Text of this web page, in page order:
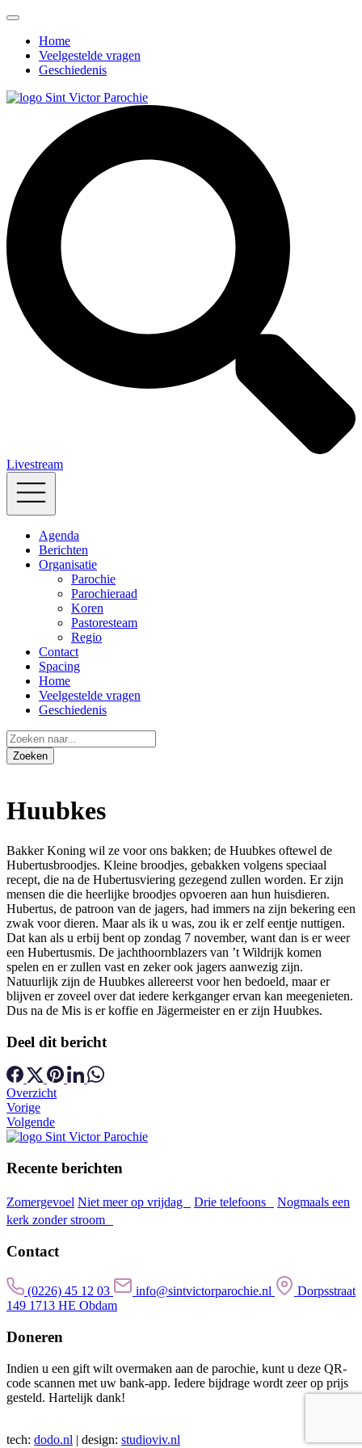
Home
Veelgestelde vragen
Geschiedenis
Livestream
Agenda
Berichten
Organisatie
Parochie
Parochieraad
Koren
Pastoresteam
Regio
Contact
Spacing
Home
Veelgestelde vragen
Geschiedenis
Huubkes
Bakker Koning wil ze voor ons bakken; de Huubkes oftewel de
Hubertusbroodjes. Kleine broodjes, gebakken volgens speciaal
recept, die na de Hubertusviering gezegend zullen worden. Er zijn
mensen die die heerlijke broodjes opvoeren aan hun huisdieren.
Hubertus, de patroon van de jagers, had immers na zijn bekering een
zwak voor dieren. Maar als ik u was, zou ik er zelf eentje nuttigen.
Dat kan als u erbij bent op zondag 7 november, want dan is er weer
een Hubertusmis. De jachthoornblazers van ’t Wildrijk komen
spelen en er zullen vast en zeker ook jagers aanwezig zijn.
Natuurlijk zijn de Huubkes allereerst voor hen bedoeld, maar er
blijven er zoveel over dat iedere kerkganger ervan kan meegenieten.
Dus na de Mis is er koffie en Jägermeister en er zijn Huubkes.
Deel dit bericht
Overzicht
Vorige
Volgende
Recente berichten
Zomergevoel Niet meer op vrijdag Drie telefoons
Nogmaals een
kerk zonder stroom
Contact
(0226) 45 12 03 info@sintvictorparochie.nl
Dorpsstraat
149 1713 HE Obdam
Doneren
Indien u een gift wilt overmaken aan de parochie, kunt u deze QR-
code scannen met uw bank-app. Iedere bijdrage wordt zeer op prijs
gesteld. Hartelijk dank!
tech: dodo.nl | design: studioviv.nl